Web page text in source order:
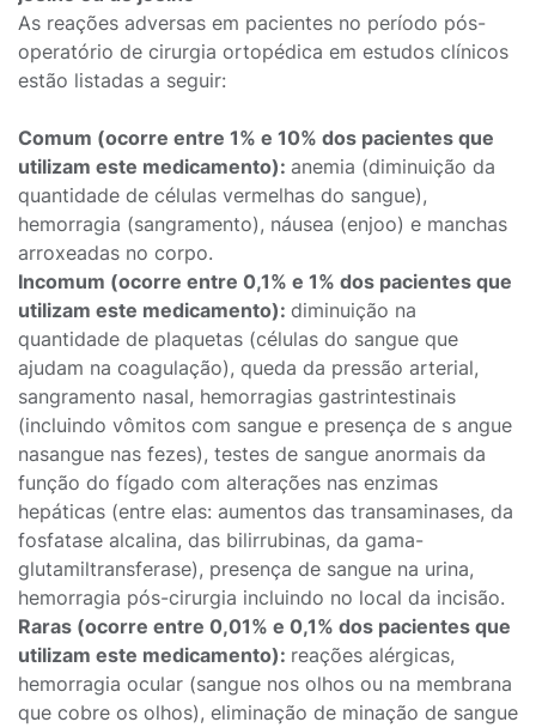
As reações adversas em pacientes no período pós-
operatório de cirurgia ortopédica em estudos clínicos
estão listadas a seguir:
Comum (ocorre entre 1% e 10% dos pacientes que
utilizam este medicamento): anemia (diminuição da
quantidade de células vermelhas do sangue),
hemorragia (sangramento), náusea (enjoo) e manchas
arroxeadas no corpo.
Incomum (ocorre entre 0,1% e 1% dos pacientes que
utilizam este medicamento): diminuição na
quantidade de plaquetas (células do sangue que
ajudam na coagulação), queda da pressão arterial,
sangramento nasal, hemorragias gastrintestinais
(incluindo vômitos com sangue e presença de s angue
nasangue nas fezes), testes de sangue anormais da
função do fígado com alterações nas enzimas
hepáticas (entre elas: aumentos das transaminases, da
fosfatase alcalina, das bilirrubinas, da gama-
glutamiltransferase), presença de sangue na urina,
hemorragia pós-cirurgia incluindo no local da incisão.
Raras (ocorre entre 0,01% e 0,1% dos pacientes que
utilizam este medicamento): reações alérgicas,
hemorragia ocular (sangue nos olhos ou na membrana
que cobre os olhos), eliminação de minação de sangue